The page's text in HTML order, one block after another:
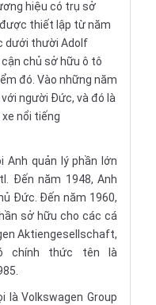
hiệu có trụ sở
thiết lập từ năm
dưới thười Adolf
chủ sở hữu ô tô
đó. Vào những năm
người Đức, và đó là
nổi tiếng
Anh quản lý phần lớn
Đến năm 1948, Anh
Đức. Đến năm 1960,
sở hữu cho các cá
Aktiengesellschaft,
chính thức tên là
là Volkswagen Group